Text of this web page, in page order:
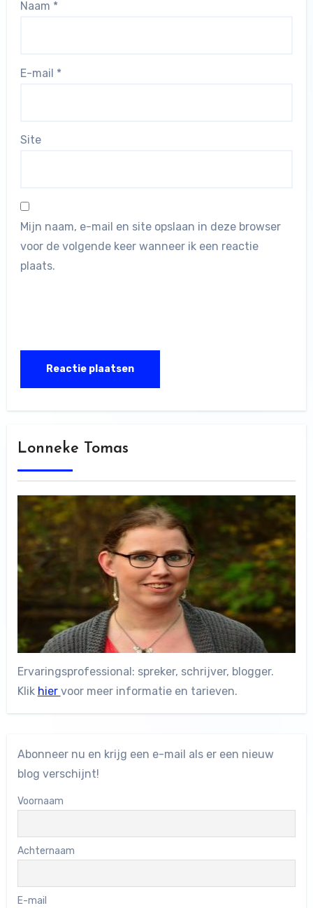
Naam *
E-mail *
Site
Mijn naam, e-mail en site opslaan in deze browser
voor de volgende keer wanneer ik een reactie
plaats.
Lonneke Tomas
Ervaringsprofessional: spreker, schrijver, blogger.
Klik hier voor meer informatie en tarieven.
Abonneer nu en krijg een e-mail als er een nieuw
blog verschijnt!
Voornaam
Achternaam
E-mail